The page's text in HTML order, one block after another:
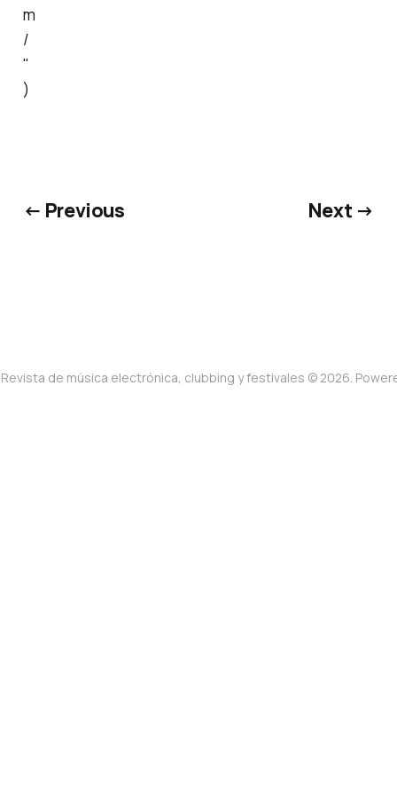
m
/
"
)
← Previous Next →
de música electrónica, clubbing y festivales © 2026.